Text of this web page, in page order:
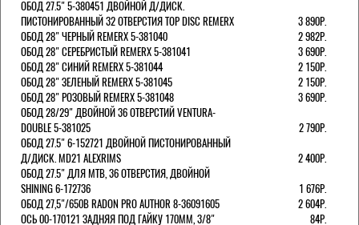
ОБОД 27.5" 5-380451 ДВОЙНОЙ Д/ДИСК.
ПИСТОНИРОВАННЫЙ 32 ОТВЕРСТИЯ TOP DISC REMERX
3 890Р.
ОБОД 28" ЧЕРНЫЙ REMERX 5-381040
2 982Р.
ОБОД 28" СЕРЕБРИСТЫЙ REMERX 5-381041
3 690Р.
ОБОД 28" СИНИЙ REMERX 5-381044
2 150Р.
ОБОД 28" ЗЕЛЕНЫЙ REMERX 5-381045
2 150Р.
ОБОД 28" РОЗОВЫЙ REMERX 5-381048
3 690Р.
ОБОД 28/29" ДВОЙНОЙ 36 ОТВЕРСТИЙ VENTURA-
DOUBLE 5-381025
2 790Р.
ОБОД 27.5" 6-152721 ДВОЙНОЙ ПИСТОНИРОВАННЫЙ
Д/ДИСК. MD21 ALEXRIMS
2 400Р.
ОБОД 27.5" ДЛЯ MTB, 36 ОТВЕРСТИЯ, ДВОЙНОЙ
SHINING 6-172736
1 676Р.
ОБОД 27,5"/650B RADON PRO AUTHOR 8-36091605
2 604Р.
ОСЬ 00-170121 ЗАДНЯЯ ПОД ГАЙКУ 170MM, 3/8"
84Р.